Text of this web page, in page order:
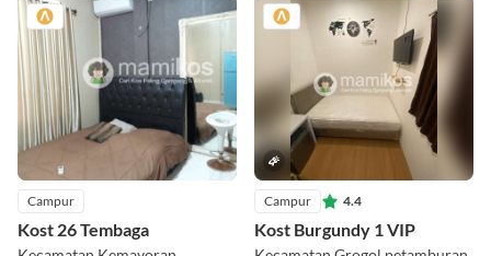
Campur
Kost 26 Tembaga
Campur 4.4
Kost Burgundy 1 VIP